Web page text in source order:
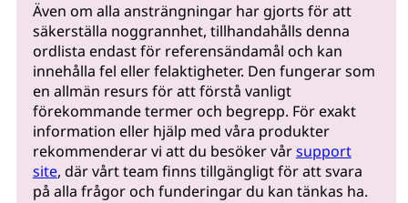
Även om alla ansträngningar har gjorts för att
säkerställa noggrannhet, tillhandahålls denna
ordlista endast för referensändamål och kan
innehålla fel eller felaktigheter. Den fungerar som
en allmän resurs för att förstå vanligt
förekommande termer och begrepp. För exakt
information eller hjälp med våra produkter
rekommenderar vi att du besöker vårsupport
site, där vårt team finns tillgängligt för att svara
på alla frågor och funderingar du kan tänkas ha.